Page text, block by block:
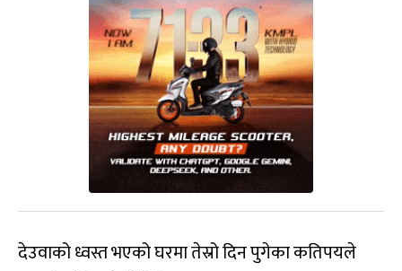
देउवाको ध्वस्त भएको घरमा तेस्रो दिन पुगेका कतिपयले